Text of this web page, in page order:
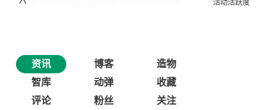
资讯 博客
造物
智库
动弹
收藏
评论
粉丝 关注